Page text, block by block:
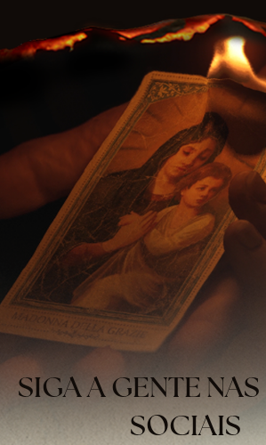
SIGA A GENTE
SOCIAIS